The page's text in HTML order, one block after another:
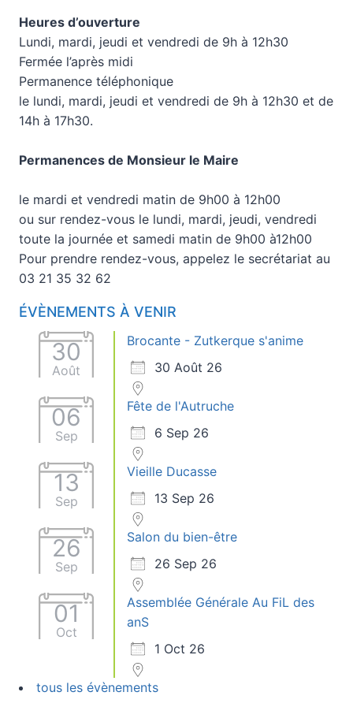
Heures d’ouverture
Lundi, mardi, jeudi et vendredi de 9h à 12h30
Fermée l’après midi
Permanence téléphonique
le lundi, mardi, jeudi et vendredi de 9h à 12h30 et de
14h à 17h30.
Permanences de Monsieur le Maire
le mardi et vendredi matin de 9h00 à 12h00
ou sur rendez-vous le lundi, mardi, jeudi, vendredi
toute la journée et samedi matin de 9h00 à12h00
Pour prendre rendez-vous, appelez le secrétariat au
03 21 35 32 62
ÉVÈNEMENTS À VENIR
30
Août
Brocante - Zutkerque s'anime
30 Août 26
06
Sep
Fête de l'Autruche
6 Sep 26
13
Sep
Vieille Ducasse
13 Sep 26
26
Sep
Salon du bien-être
26 Sep 26
01
Oct
Assemblée Générale Au FiL des
anS
1 Oct 26
tous les évènements